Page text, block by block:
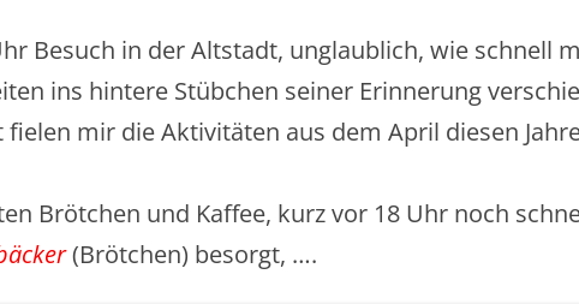
Besuch in der Altstadt, unglaublich, wie schnell
ins hintere Stübchen seiner Erinnerung
fielen mir die Aktivitäten aus dem April diesen
Brötchen und Kaffee, kurz vor 18 Uhr noch
(Brötchen) besorgt, ….